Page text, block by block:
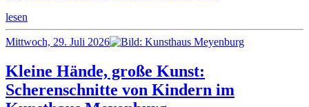
lesen
Mittwoch, 29. Juli 2026
Kleine Hände, große Kunst:
Scherenschnitte von Kindern im